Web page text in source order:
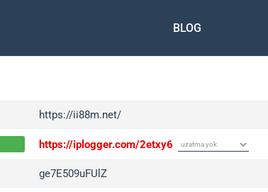
BLOG
https://ii88m.net/
https://iplogger.com/2etxy6
ge7E509uFUlZ